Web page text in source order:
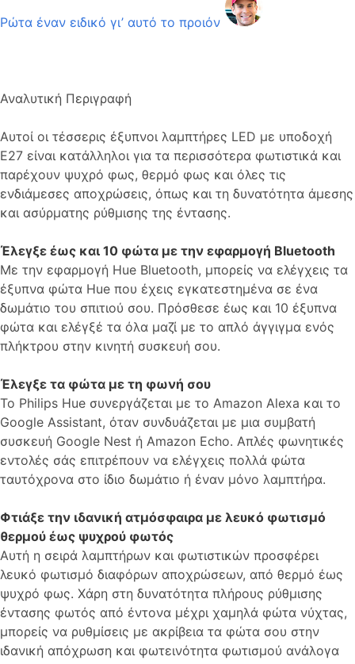
Ρώτα έναν ειδικό γι’ αυτό το προιόν
Αναλυτική Περιγραφή
Αυτοί οι τέσσερις έξυπνοι λαμπτήρες LED με υποδοχή
E27 είναι κατάλληλοι για τα περισσότερα φωτιστικά και
παρέχουν ψυχρό φως, θερμό φως και όλες τις
ενδιάμεσες αποχρώσεις, όπως και τη δυνατότητα άμεσης
και ασύρματης ρύθμισης της έντασης.
Έλεγξε έως και 10 φώτα με την εφαρμογή Bluetooth
Με την εφαρμογή Hue Bluetooth, μπορείς να ελέγχεις τα
έξυπνα φώτα Hue που έχεις εγκατεστημένα σε ένα
δωμάτιο του σπιτιού σου. Πρόσθεσε έως και 10 έξυπνα
φώτα και ελέγξέ τα όλα μαζί με το απλό άγγιγμα ενός
πλήκτρου στην κινητή συσκευή σου.
Έλεγξε τα φώτα με τη φωνή σου
Το Philips Hue συνεργάζεται με το Amazon Alexa και το
Google Assistant, όταν συνδυάζεται με μια συμβατή
συσκευή Google Nest ή Amazon Echo. Απλές φωνητικές
εντολές σάς επιτρέπουν να ελέγχεις πολλά φώτα
ταυτόχρονα στο ίδιο δωμάτιο ή έναν μόνο λαμπτήρα.
Φτιάξε την ιδανική ατμόσφαιρα με λευκό φωτισμό
θερμού έως ψυχρού φωτός
Αυτή η σειρά λαμπτήρων και φωτιστικών προσφέρει
λευκό φωτισμό διαφόρων αποχρώσεων, από θερμό έως
ψυχρό φως. Χάρη στη δυνατότητα πλήρους ρύθμισης
έντασης φωτός από έντονα μέχρι χαμηλά φώτα νύχτας,
μπορείς να ρυθμίσεις με ακρίβεια τα φώτα σου στην
ιδανική απόχρωση και φωτεινότητα φωτισμού ανάλογα